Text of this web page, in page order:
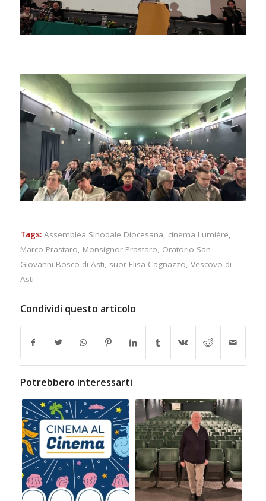
Tags: Assemblea Sinodale Diocesana, cinema Lumiére,
Marco Prastaro, Monsignor Prastaro, Oratorio San
Giovanni Bosco di Asti, suor Elisa Cagnazzo, Vescovo di
Asti
Condividi questo articolo
Potrebbero interessarti